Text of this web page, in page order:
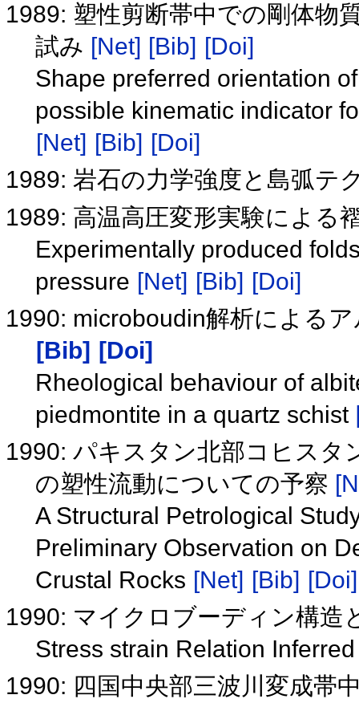
1989: 塑性剪断帯中での剛体物
試み [Net] [Bib] [Doi]
Shape preferred orientation
possible kinematic indicator
[Net] [Bib] [Doi]
1989: 岩石の力学強度と島弧テ
1989: 高温高圧変形実験による
Experimentally produced
pressure [Net] [Bib] [Doi]
1990: microboudin解析による
[Bib] [Doi]
Rheological behaviour of
piedmontite in a quartz schist
1990: パキスタン北部コヒスタ
の塑性流動についての予察
A Structural Petrological
Preliminary Observation on
Crustal Rocks [Net] [Bib] [Doi]
1990: マイクロブーディン構造
Stress strain Relation
1990: 四国中央部三波川変成帯